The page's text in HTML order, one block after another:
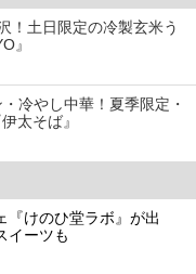
！土日限定の冷製玄米う
』
冷やし中華！夏季限定・
太そば』
『けのひ堂ラボ』が出
イーツも